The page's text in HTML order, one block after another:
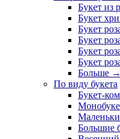
Букет из
Букет
Букет
Букет
Букет
Букет
Больше →
По виду букета
Букет-
Большие